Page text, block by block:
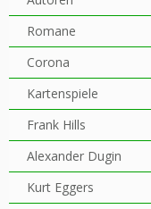
Romane
Corona
Kartenspiele
Frank Hills
Alexander Dugin
Kurt Eggers